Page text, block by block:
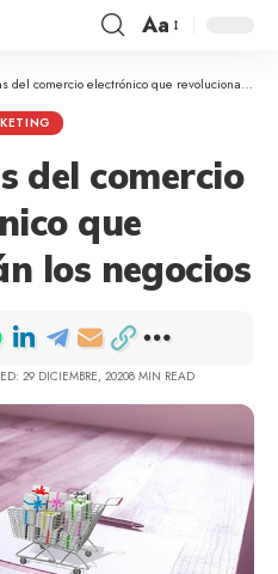
Aa
comercio electrónico que revolucionarán los negocios
del comercio
que
los negocios
29 DICIEMBRE, 20208 MIN READ